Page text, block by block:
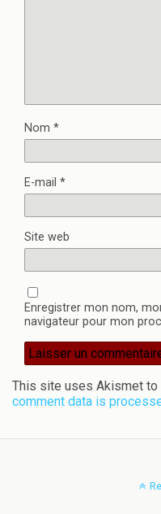
Nom *
E-mail *
Site web
Enregistrer mon nom,
navigateur pour mon
This site uses Akismet to
comment data is